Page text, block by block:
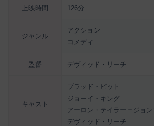
上映時間 126分
ジャンル
アクション
コメディ
監督 デヴィッド・リーチ
キャスト
ブラッド・ピット
ジョーイ・キング
アーロン・テイラー＝ジョン
デヴィッド・リーチ